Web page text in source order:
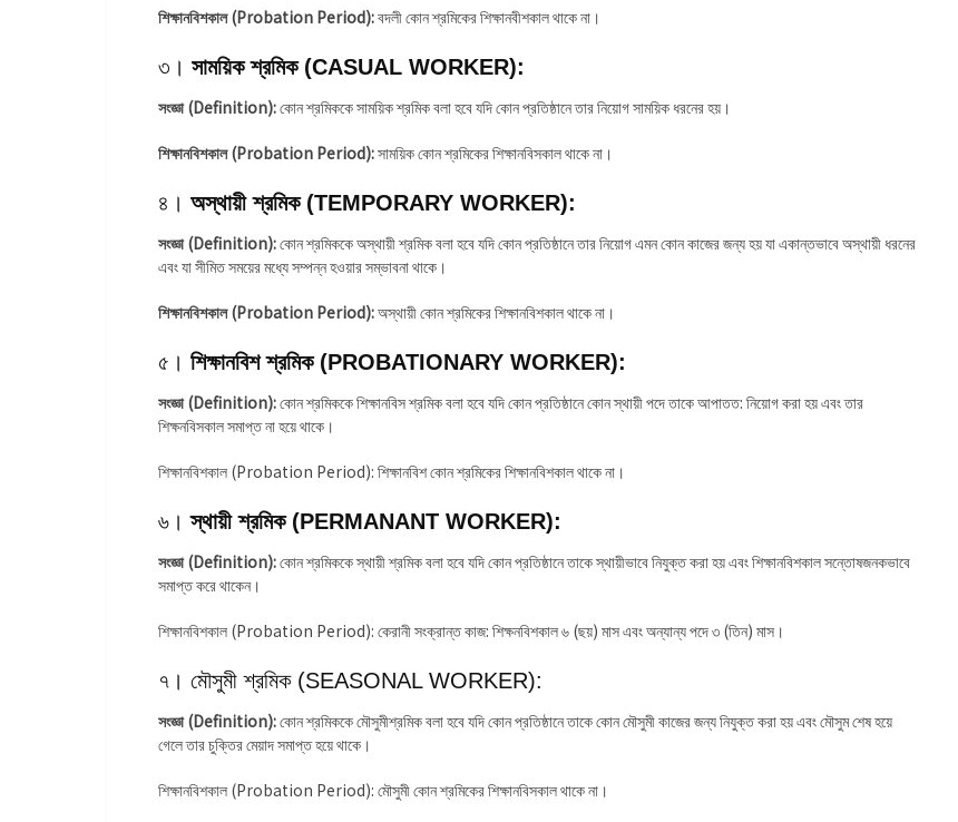
শিক্ষানবিশকাল (Probation Period):বদলী কোন শ্রমিকের শিক্ষানবীশকাল থাকে না।
৩। সাময়িক শ্রমিক (CASUAL WORKER):
সংজ্ঞা (Definition):কোন শ্রমিককে সাময়িক শ্রমিক বলা হবে যদি কোন প্রতিষ্ঠানে তার নিয়োগ সাময়িক ধরনের হয়।
শিক্ষানবিশকাল (Probation Period):সাময়িক কোন শ্রমিকের শিক্ষানবিসকাল থাকে না।
৪। অস্থায়ী শ্রমিক (TEMPORARY WORKER):
সংজ্ঞা (Definition):কোন শ্রমিককে অস্থায়ী শ্রমিক বলা হবে যদি কোন প্রতিষ্ঠানে তার নিয়োগ এমন কোন কাজের জন্য হয় যা একান্তভাবে অস্থায়ী ধরনের
এবং যা সীমিত সময়ের মধ্যে সম্পন্ন হওয়ার সম্ভাবনা থাকে।
শিক্ষানবিশকাল (Probation Period):অস্থায়ী কোন শ্রমিকের শিক্ষানবিশকাল থাকে না।
৫। শিক্ষানবিশ শ্রমিক (PROBATIONARY WORKER):
সংজ্ঞা (Definition):কোন শ্রমিককে শিক্ষানবিস শ্রমিক বলা হবে যদি কোন প্রতিষ্ঠানে কোন স্থায়ী পদে তাকে আপাতত: নিয়োগ করা হয় এবং তার
শিক্ষনবিসকাল সমাপ্ত না হয়ে থাকে।
শিক্ষানবিশকাল (Probation Period): শিক্ষানবিশ কোন শ্রমিকের শিক্ষানবিশকাল থাকে না।
৬।স্থায়ী শ্রমিক (PERMANANT WORKER):
সংজ্ঞা (Definition):কোন শ্রমিককে স্থায়ী শ্রমিক বলা হবে যদি কোন প্রতিষ্ঠানে তাকে স্থায়ীভাবে নিযুক্ত করা হয় এবং শিক্ষানবিশকাল সন্তোষজনকভাবে
সমাপ্ত করে থাকেন।
শিক্ষানবিশকাল (Probation Period): কেরানী সংক্রান্ত কাজ: শিক্ষনবিশকাল ৬ (ছয়) মাস এবং অন্যান্য পদে ৩ (তিন) মাস।
৭। মৌসুমী শ্রমিক (SEASONAL WORKER):
সংজ্ঞা (Definition):কোন শ্রমিককে মৌসুমীশ্রমিক বলা হবে যদি কোন প্রতিষ্ঠানে তাকে কোন মৌসুমী কাজের জন্য নিযুক্ত করা হয় এবং মৌসুম শেষ হয়ে
গেলে তার চুক্তির মেয়াদ সমাপ্ত হয়ে থাকে।
শিক্ষানবিশকাল (Probation Period): মৌসুমী কোন শ্রমিকের শিক্ষানবিসকাল থাকে না।